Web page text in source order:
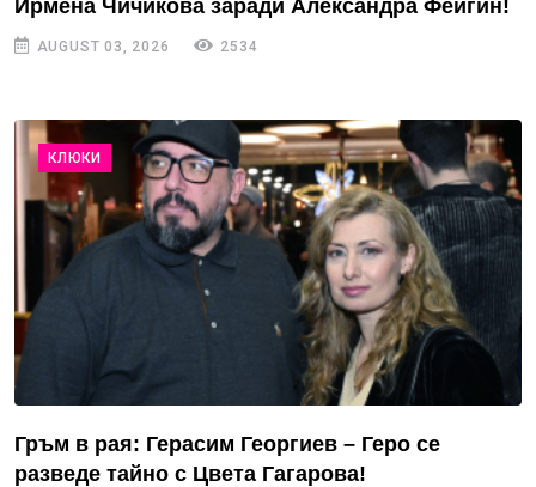
Ирмена Чичикова заради Александра Фейгин!
AUGUST 03, 2026 2534
КЛЮКИ
Гръм в рая: Герасим Георгиев – Геро се
разведе тайно с Цвета Гагарова!